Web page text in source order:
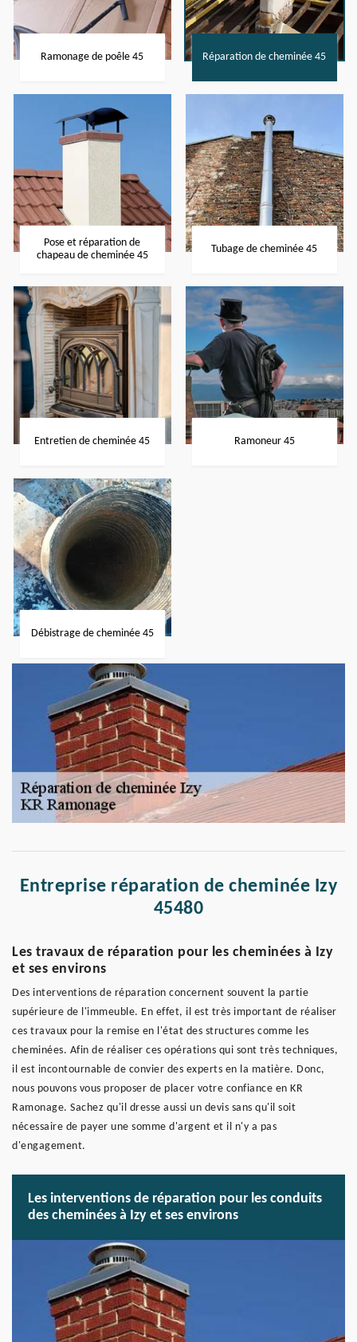
Ramonage de poêle 45 Réparation de cheminée 45
Pose et réparation de
chapeau de cheminée 45
Tubage de cheminée 45
Entretien de cheminée 45 Ramoneur 45
Débistrage de cheminée 45
Entreprise réparation de cheminée Izy
45480
Les travaux de réparation pour les cheminées à Izy
et ses environs
Des interventions de réparation concernent souvent la partie
supérieure de l'immeuble. En effet, il est très important de réaliser
ces travaux pour la remise en l'état des structures comme les
cheminées. Afin de réaliser ces opérations qui sont très techniques,
il est incontournable de convier des experts en la matière. Donc,
nous pouvons vous proposer de placer votre confiance en KR
Ramonage. Sachez qu'il dresse aussi un devis sans qu'il soit
nécessaire de payer une somme d'argent et il n'y a pas
d'engagement.
Les interventions de réparation pour les conduits
des cheminées à Izy et ses environs